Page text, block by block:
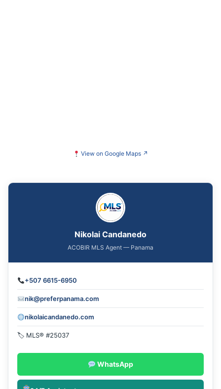
View on Google Maps ↗
Nikolai Candanedo
ACOBIR MLS Agent — Panama
+507 6615-6950
nik@preferpanama.com
nikolaicandanedo.com
🏷 MLS® #25037
WhatsApp